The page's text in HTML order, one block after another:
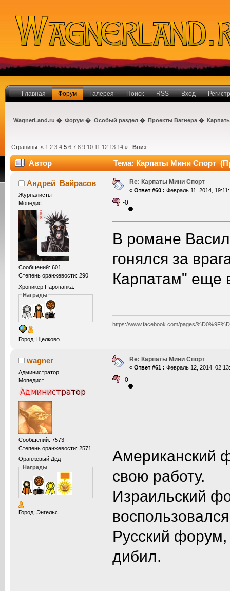
Главная Форум Галерея Поиск RSS Вход
WagnerLand.ru � Форум � Особый раздел� Проекты Вагнера�
Страницы:« 1 2 3 4 5 6 7 8 9 10 11 12 13 14 » Вниз
Автор Тема: Карпаты Мини Спорт
Андрей_Вайрасов
Журналисты
Мопедист
Сообщений: 601
Степень оранжевости: 290
Хроникер Паропанка.
Награды
Город: Щелково
Re: Карпаты Мини Спорт
« Ответ #60 : Февраль 11, 2014,
-0
В романе
гонялся за
Карпатам" еще
https://www.facebook.com/pages/
wagner
Администратор
Мопедист
Сообщений: 7573
Степень оранжевости: 2571
Оранжевый Дед
Награды
Город: Энгельс
Re: Карпаты Мини Спорт
« Ответ #61 : Февраль 12, 2014,
-0
Американский
свою работу.
Израильский
Русский форум,
дибил.